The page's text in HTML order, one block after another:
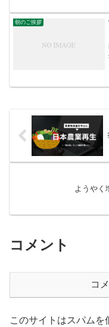
朝のご挨拶
ようやく
コメント
コ
このサイトはスパムを